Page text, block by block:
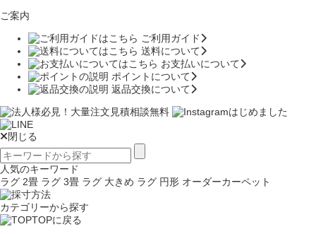
ご案内
ご利用ガイド
送料について
お支払いについて
ポイントについて
返品交換について
閉じる
人気のキーワード
ラグ 2畳 ラグ 3畳 ラグ 大きめ ラグ 円形 オーダーカーペット
カテゴリーから探す
TOPに戻る